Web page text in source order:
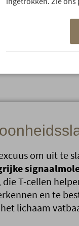
om uit te
die T-cellen
en te
het lichaam